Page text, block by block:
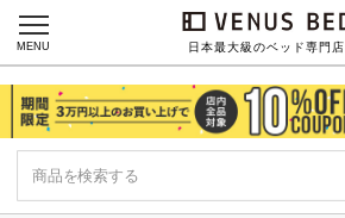
日本最大級のベッド専門店
MENU